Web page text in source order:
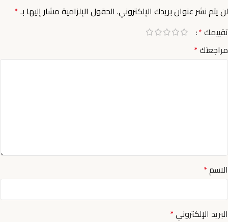
لن يتم نشر عنوان بريدك الإلكتروني. الحقول الإلزامية مشار إليها بـ*
تقييمك*
مراجعتك*
الاسم*
البريد الإلكتروني*